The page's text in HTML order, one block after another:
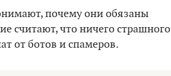
почему они обязаны
считают, что ничего страшного
от ботов и спамеров.